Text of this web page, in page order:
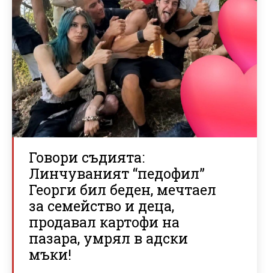
Говори съдията:
Линчуваният “педофил”
Георги бил беден, мечтаел
за семейство и деца,
продавал картофи на
пазара, умрял в адски
мъки!